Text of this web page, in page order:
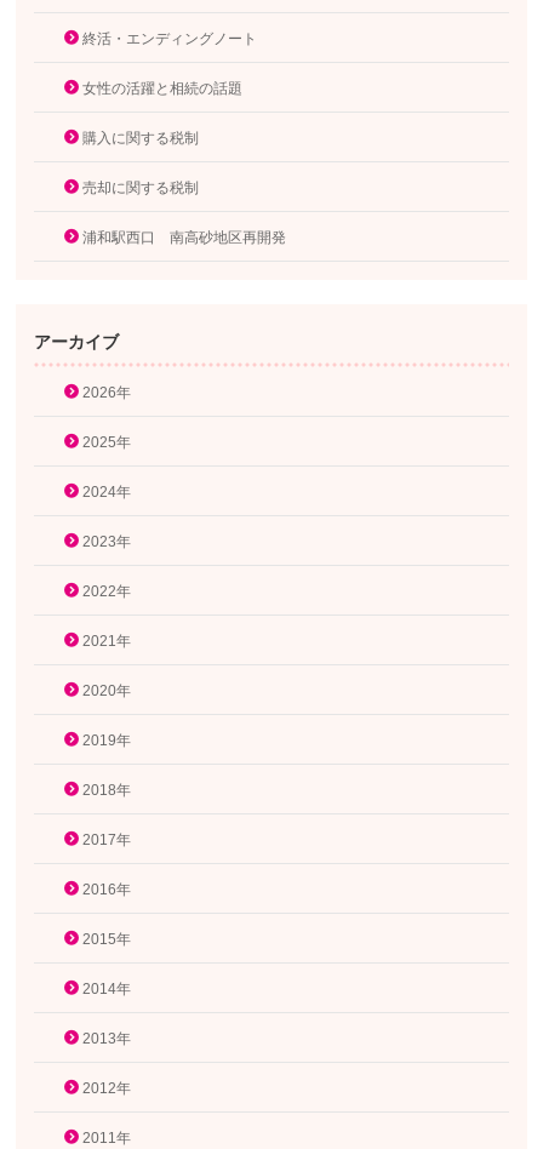
終活・エンディングノート
女性の活躍と相続の話題
購入に関する税制
売却に関する税制
浦和駅西口 南高砂地区再開発
アーカイブ
2026年
2025年
2024年
2023年
2022年
2021年
2020年
2019年
2018年
2017年
2016年
2015年
2014年
2013年
2012年
2011年